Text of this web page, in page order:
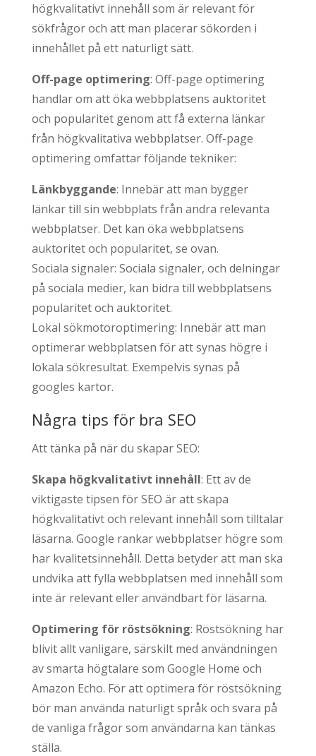
högkvalitativt innehåll som är relevant för
sökfrågor och att man placerar sökorden i
innehållet på ett naturligt sätt.
Off-page optimering: Off-page optimering
handlar om att öka webbplatsens auktoritet
och popularitet genom att få externa länkar
från högkvalitativa webbplatser. Off-page
optimering omfattar följande tekniker:
Länkbyggande: Innebär att man bygger
länkar till sin webbplats från andra relevanta
webbplatser. Det kan öka webbplatsens
auktoritet och popularitet, se ovan.
Sociala signaler: Sociala signaler, och delningar
på sociala medier, kan bidra till webbplatsens
popularitet och auktoritet.
Lokal sökmotoroptimering: Innebär att man
optimerar webbplatsen för att synas högre i
lokala sökresultat. Exempelvis synas på
googles kartor.
Några tips för bra SEO
Att tänka på när du skapar SEO:
Skapa högkvalitativt innehåll: Ett av de
viktigaste tipsen för SEO är att skapa
högkvalitativt och relevant innehåll som tilltalar
läsarna. Google rankar webbplatser högre som
har kvalitetsinnehåll. Detta betyder att man ska
undvika att fylla webbplatsen med innehåll som
inte är relevant eller användbart för läsarna.
Optimering för röstsökning: Röstsökning har
blivit allt vanligare, särskilt med användningen
av smarta högtalare som Google Home och
Amazon Echo. För att optimera för röstsökning
bör man använda naturligt språk och svara på
de vanliga frågor som användarna kan tänkas
ställa.